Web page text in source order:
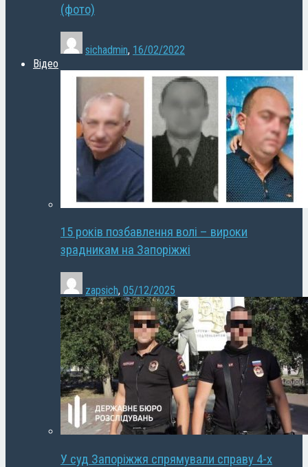
(фото)
sichadmin, 16/02/2022
Відео
15 років позбавлення волі – вироки
зрадникам на Запоріжжі
zapsich, 05/12/2025
У суд Запоріжжя спрямували справу 4-х